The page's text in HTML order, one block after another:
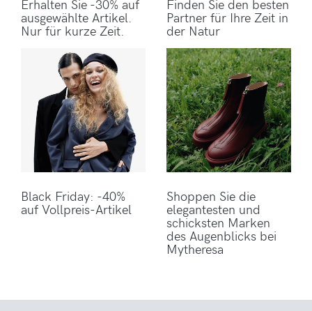
Erhalten Sie -30% auf
ausgewählte Artikel.
Nur für kurze Zeit.
Finden Sie den besten
Partner für Ihre Zeit in
der Natur
Black Friday: -40%
auf Vollpreis-Artikel
Shoppen Sie die
elegantesten und
schicksten Marken
des Augenblicks bei
Mytheresa